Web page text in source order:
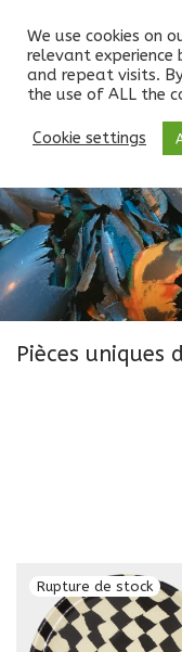
Pièces uniques
We use cookies on
relevant experience
and repeat visits.
the use of ALL the
Cookie settings